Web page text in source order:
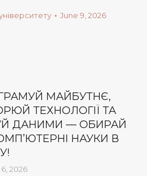
June 9, 2026
МАЙБУТНЄ,
ТЕХНОЛОГІЇ ТА
ДАНИМИ — ОБИРАЙ
НАУКИ В
2026